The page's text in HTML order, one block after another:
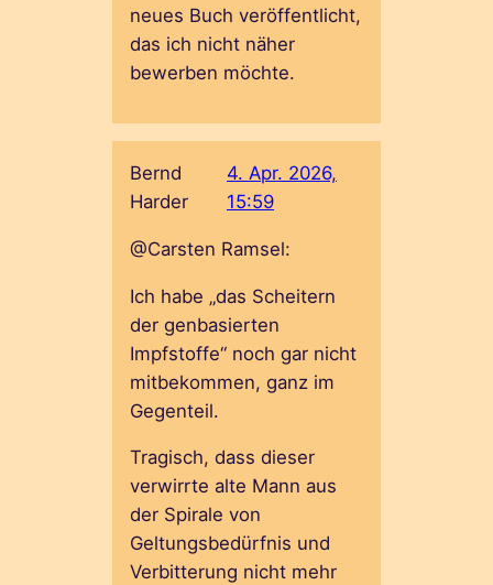
neues Buch veröffentlicht,
das ich nicht näher
bewerben möchte.
Bernd
Harder
4. Apr. 2026,
15:59
@Carsten Ramsel:
Ich habe „das Scheitern
der genbasierten
Impfstoffe“ noch gar nicht
mitbekommen, ganz im
Gegenteil.
Tragisch, dass dieser
verwirrte alte Mann aus
der Spirale von
Geltungsbedürfnis und
Verbitterung nicht mehr